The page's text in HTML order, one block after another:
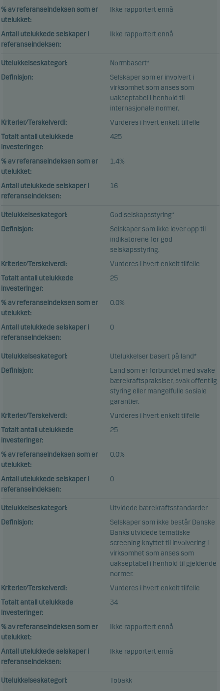
% av referanseindeksen som er
utelukket:
Ikke rapportert ennå
Antall utelukkede selskaper i
referanseindeksen:
Ikke rapportert ennå
Utelukkelseskategori:
Normbasert*
Definisjon:
Selskaper som er involvert i
virksomhet som anses som
uakseptabel i henhold til
internasjonale normer.
Kriterier/Terskelverdi:
Vurderes i hvert enkelt tilfelle
Totalt antall utelukkede
investeringer:
425
% av referanseindeksen som er
utelukket:
1.4%
Antall utelukkede selskaper i
referanseindeksen:
16
Utelukkelseskategori:
God selskapsstyring*
Definisjon:
Selskaper som ikke lever opp til
indikatorene for god
selskapsstyring.
Kriterier/Terskelverdi:
Vurderes i hvert enkelt tilfelle
Totalt antall utelukkede
investeringer:
25
% av referanseindeksen som er
utelukket:
0.0%
Antall utelukkede selskaper i
referanseindeksen:
0
Utelukkelseskategori:
Utelukkelser basert på land*
Definisjon:
Land som er forbundet med svake
bærekraftspraksiser, svak offentlig
styring eller mangelfulle sosiale
garantier.
Kriterier/Terskelverdi:
Vurderes i hvert enkelt tilfelle
Totalt antall utelukkede
investeringer:
25
% av referanseindeksen som er
utelukket:
0.0%
Antall utelukkede selskaper i
referanseindeksen:
0
Utelukkelseskategori:
Utvidede bærekraftsstandarder
Definisjon:
Selskaper som ikke består Danske
Banks utvidede tematiske
screening knyttet til involvering i
virksomhet som anses som
uakseptabel i henhold til gjeldende
normer.
Kriterier/Terskelverdi:
Vurderes i hvert enkelt tilfelle
Totalt antall utelukkede
investeringer:
34
% av referanseindeksen som er
utelukket:
Ikke rapportert ennå
Antall utelukkede selskaper i
referanseindeksen:
Ikke rapportert ennå
Utelukkelseskategori:
Tobakk